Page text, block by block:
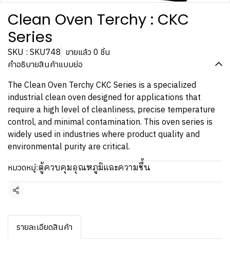
Clean Oven Terchy : CKC
Series
SKU : SKU748 ขายแล้ว 0 ชิ้น
คำอธิบายสินค้าแบบย่อ
The Clean Oven Terchy CKC Series is a specialized
industrial clean oven designed for applications that
require a high level of cleanliness, precise temperature
control, and minimal contamination. This oven series is
widely used in industries where product quality and
environmental purity are critical.
หมวดหมู่:ตู้ควบคุมอุณหภูมิและความชื้น
แชร์
รายละเอียดสินค้า